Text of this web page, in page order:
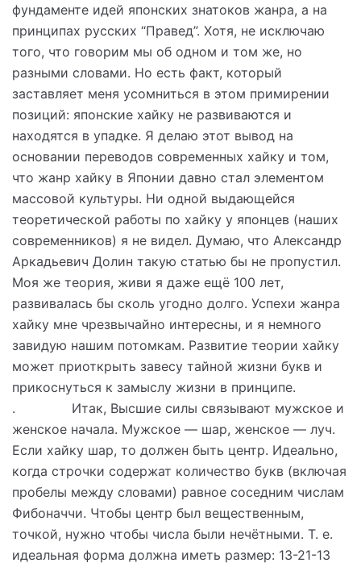
фундаменте идей японских знатоков жанра, а на
принципах русских “Правед”. Хотя, не исключаю
того, что говорим мы об одном и том же, но
разными словами. Но есть факт, который
заставляет меня усомниться в этом примирении
позиций: японские хайку не развиваются и
находятся в упадке. Я делаю этот вывод на
основании переводов современных хайку и том,
что жанр хайку в Японии давно стал элементом
массовой культуры. Ни одной выдающейся
теоретической работы по хайку у японцев (наших
современников) я не видел. Думаю, что Александр
Аркадьевич Долин такую статью бы не пропустил.
Моя же теория, живи я даже ещё 100 лет,
развивалась бы сколь угодно долго. Успехи жанра
хайку мне чрезвычайно интересны, и я немного
завидую нашим потомкам. Развитие теории хайку
может приоткрыть завесу тайной жизни букв и
прикоснуться к замыслу жизни в принципе.
. Итак, Высшие силы связывают мужское и
женское начала. Мужское — шар, женское — луч.
Если хайку шар, то должен быть центр. Идеально,
когда строчки содержат количество букв (включая
пробелы между словами) равное соседним числам
Фибоначчи. Чтобы центр был вещественным,
точкой, нужно чтобы числа были нечётными. Т. е.
идеальная форма должна иметь размер: 13-21-13